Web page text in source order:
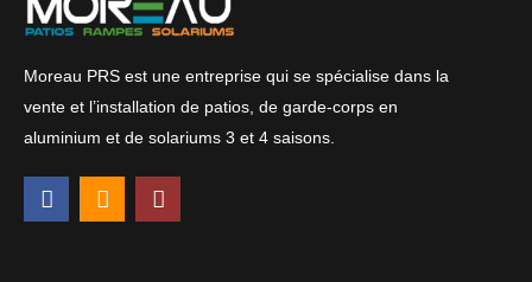
Moreau PRS est une entreprise qui se spécialise dans la
vente et l’installation de patios, de garde-corps en
aluminium et de solariums 3 et 4 saisons.
F
a
c
I
n
s
G
o
o